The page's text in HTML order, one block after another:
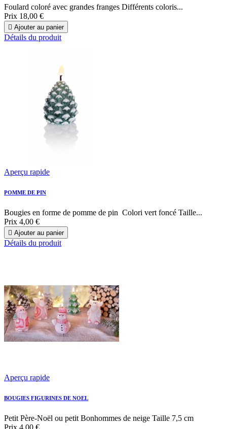
Foulard coloré avec grandes franges Différents coloris...
Prix 18,00 €
 Ajouter au panier
Détails du produit
Aperçu rapide
POMME DE PIN
Bougies en forme de pomme de pin Colori vert foncé Taille...
Prix 4,00 €
 Ajouter au panier
Détails du produit
Aperçu rapide
BOUGIES FIGURINES DE NOEL
Petit Père-Noël ou petit Bonhommes de neige Taille 7,5 cm